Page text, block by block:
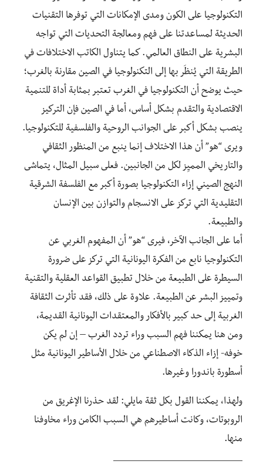
التكنولوجيا على الكون ومدى الإمكانات التي توفرها التقنيات
الحديثة لمساعدتنا على فهم ومعالجة التحديات التي تواجه
البشرية على النطاق العالمي. كما يتناول الكاتب الاختلافات في
الطريقة التي يُنظَر بها إلى التكنولوجيا في الصين مقارنة بالغرب؛
حيث يوضح أن التكنولوجيا في الغرب تعتبر بمثابة أداة للتنمية
الاقتصادية والتقدم بشكل أساس، أما في الصين فإن التركيز
ينصب بشكل أكبر على الجوانب الروحية والفلسفية للتكنولوجيا.
ويرى “هو” أن هذا الاختلاف إنما ينبع من المنظور الثقافي
والتاريخي المميِز لكل من الجانبين. فعلى سبيل المثال، يتماشى
النهج الصيني إزاء التكنولوجيا بصورة أكبر مع الفلسفة الشرقية
التقليدية التي تركز على الانسجام والتوازن بين الإنسان
والطبيعة.
أما على الجانب الآخر، فيرى “هو” أن المفهوم الغربي عن
التكنولوجيا نابع من الفكرة اليونانية التي تركز على ضرورة
السيطرة على الطبيعة من خلال تطبيق القواعد العقلية والتقنية
وتمييز البشر عن الطبيعة. علاوة على ذلك، فقد تأثرت الثقافة
الغربية إلى حد كبير بالأفكار والمعتقدات اليونانية القديمة،
ومن هنا يمكننا فهم السبب وراء تردد الغرب – إن لم يكن
خوفه- إزاء الذكاء الاصطناعي من خلال الأساطير اليونانية مثل
أسطورة باندورا وغيرها.
ولهذا، يمكننا القول بكل ثقة مايلي: لقد حذرنا الإغريق من
الروبوتات، وكانت أساطيرهم هي السبب الكامن وراء مخاوفنا
منها.
______________________